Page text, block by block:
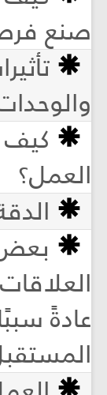
صنع فرص
كيف
العمل؟
عادةً